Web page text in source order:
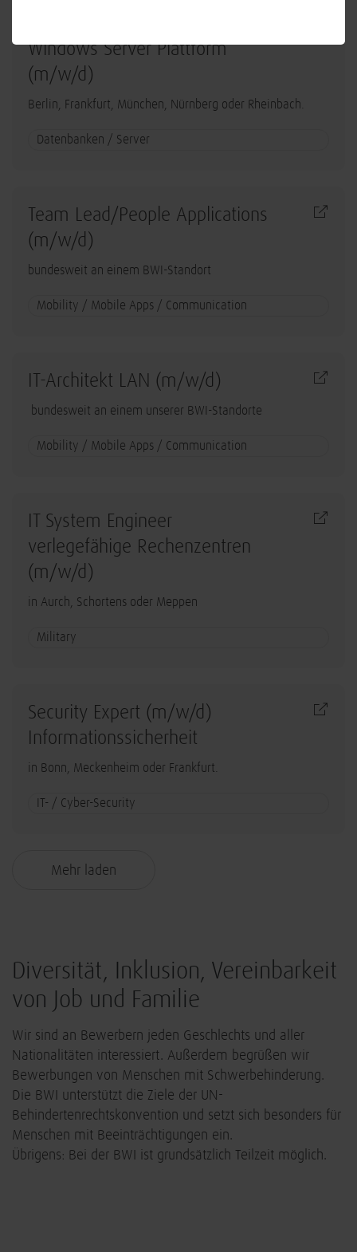
Windows Server Plattform
(m/w/d)
Berlin, Frankfurt, München, Nürnberg oder Rheinbach.
Datenbanken / Server
Team Lead/People Applications
(m/w/d)
bundesweit an einem BWI-Standort
Mobility / Mobile Apps / Communication
IT-Architekt LAN (m/w/d)
bundesweit an einem unserer BWI-Standorte
Mobility / Mobile Apps / Communication
IT System Engineer
verlegefähige Rechenzentren
(m/w/d)
in Aurch, Schortens oder Meppen
Military
Security Expert (m/w/d)
Informationssicherheit
in Bonn, Meckenheim oder Frankfurt.
IT- / Cyber-Security
Mehr laden
Diversität, Inklusion, Vereinbarkeit
von Job und Familie
Wir sind an Bewerbern jeden Geschlechts und aller
Nationalitäten interessiert. Außerdem begrüßen wir
Bewerbungen von Menschen mit Schwerbehinderung.
Die BWI unterstützt die Ziele der UN-
Behindertenrechtskonvention und setzt sich besonders für
Menschen mit Beeinträchtigungen ein.
Übrigens: Bei der BWI ist grundsätzlich Teilzeit möglich.